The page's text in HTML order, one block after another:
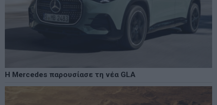
Η Mercedes παρουσίασε τη νέα GLA